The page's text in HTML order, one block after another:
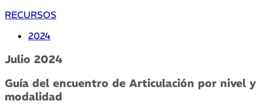
RECURSOS
2024
Julio 2024
Guía del encuentro de Articulación por nivel y
modalidad